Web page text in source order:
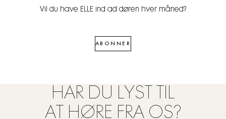
Vil du have ELLE ind ad døren hver måned?
ABONNER
HAR DU LYST TIL
AT HØRE FRA OS?